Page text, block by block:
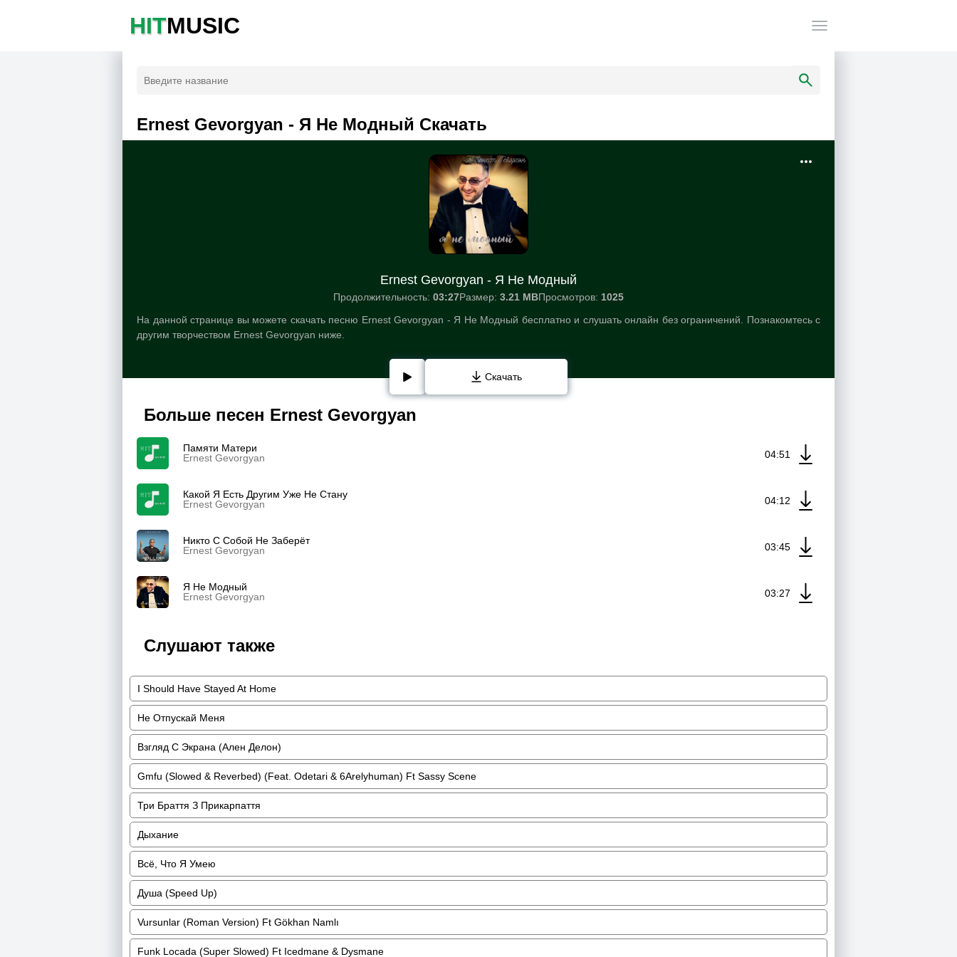
HITMUSIC
Ernest Gevorgyan - Я Не Модный Скачать
Ernest Gevorgyan - Я Не Модный
Продолжительность: 03:27Размер: 3.21 MBПросмотров: 1025
На данной странице вы можете скачать песню Ernest Gevorgyan - Я Не Модный бесплатно и слушать онлайн без ограничений. Познакомтесь с
другим творчеством Ernest Gevorgyan ниже.
Скачать
Больше песен Ernest Gevorgyan
Памяти Матери
Ernest Gevorgyan
04:51
Какой Я Есть Другим Уже Не Стану
Ernest Gevorgyan
04:12
Никто С Собой Не Заберёт
Ernest Gevorgyan
03:45
Я Не Модный
Ernest Gevorgyan
03:27
Слушают также
I Should Have Stayed At Home
Не Отпускай Меня
Взгляд С Экрана (Ален Делон)
Gmfu (Slowed & Reverbed) (Feat. Odetari & 6Arelyhuman) Ft Sassy Scene
Три Браття З Прикарпаття
Дыхание
Всё, Что Я Умею
Душа (Speed Up)
Vursunlar (Roman Version) Ft Gökhan Namlı
Funk Locada (Super Slowed) Ft Icedmane & Dysmane